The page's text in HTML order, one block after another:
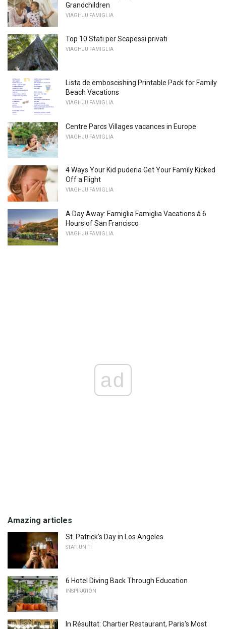
Grandchildren
VIAGHJU FAMIGLIA
Top 10 Stati per Scapessi privati
VIAGHJU FAMIGLIA
Lista de emboscishing Printable Pack for Family
Beach Vacations
VIAGHJU FAMIGLIA
Centre Parcs Villages vacances in Europe
VIAGHJU FAMIGLIA
4 Ways Your Kid puderia Get Your Family Kicked
Off a Flight
VIAGHJU FAMIGLIA
A Day Away: Famiglia Famiglia Vacations à 6
Hours of San Francisco
VIAGHJU FAMIGLIA
ad
Amazing articles
St. Patrick's Day in Los Angeles
STATI UNITI
6 Hotel Diving Back Through Education
INSPIRATION
In Résultat: Chartier Restaurant, Paris's Most